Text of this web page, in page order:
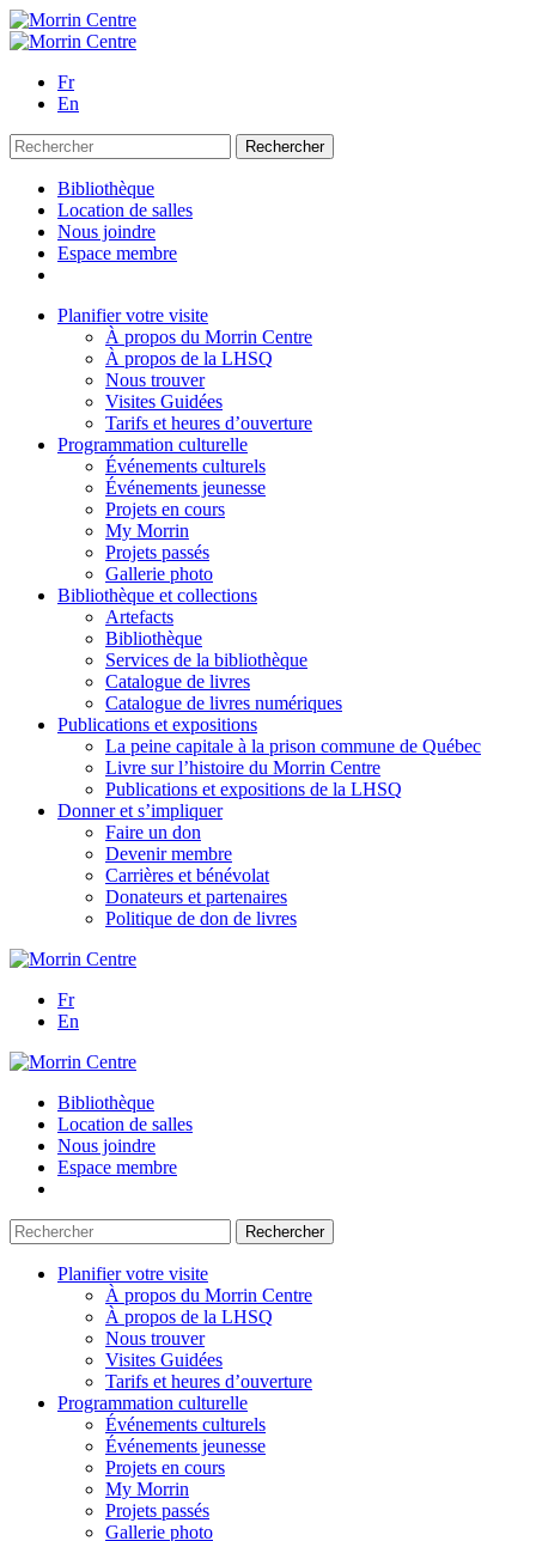
Fr
En
Bibliothèque
Location de salles
Nous joindre
Espace membre
Planifier votre visite
À propos du Morrin Centre
À propos de la LHSQ
Nous trouver
Visites Guidées
Tarifs et heures d’ouverture
Programmation culturelle
Événements culturels
Événements jeunesse
Projets en cours
My Morrin
Projets passés
Gallerie photo
Bibliothèque et collections
Artefacts
Bibliothèque
Services de la bibliothèque
Catalogue de livres
Catalogue de livres numériques
Publications et expositions
La peine capitale à la prison commune de Québec
Livre sur l’histoire du Morrin Centre
Publications et expositions de la LHSQ
Donner et s’impliquer
Faire un don
Devenir membre
Carrières et bénévolat
Donateurs et partenaires
Politique de don de livres
Fr
En
Bibliothèque
Location de salles
Nous joindre
Espace membre
Planifier votre visite
À propos du Morrin Centre
À propos de la LHSQ
Nous trouver
Visites Guidées
Tarifs et heures d’ouverture
Programmation culturelle
Événements culturels
Événements jeunesse
Projets en cours
My Morrin
Projets passés
Gallerie photo